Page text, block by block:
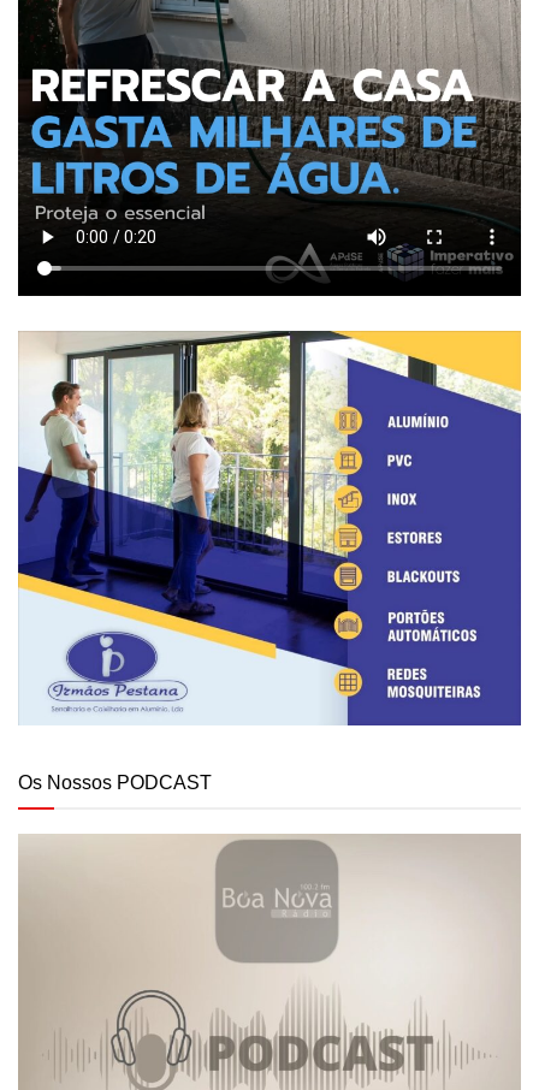
Os Nossos PODCAST